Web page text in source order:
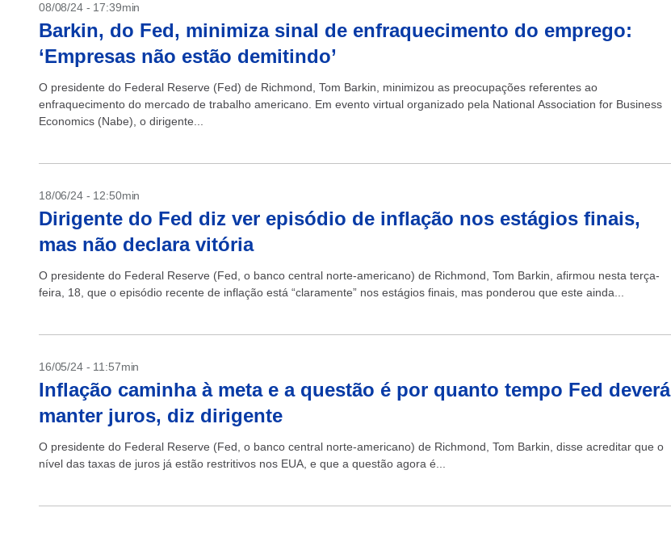
08/08/24 - 17:39min
Barkin, do Fed, minimiza sinal de enfraquecimento do emprego:
‘Empresas não estão demitindo’
O presidente do Federal Reserve (Fed) de Richmond, Tom Barkin, minimizou as preocupações referentes ao
enfraquecimento do mercado de trabalho americano. Em evento virtual organizado pela National Association for Business
Economics (Nabe), o dirigente...
18/06/24 - 12:50min
Dirigente do Fed diz ver episódio de inflação nos estágios finais,
mas não declara vitória
O presidente do Federal Reserve (Fed, o banco central norte-americano) de Richmond, Tom Barkin, afirmou nesta terça-
feira, 18, que o episódio recente de inflação está “claramente” nos estágios finais, mas ponderou que este ainda...
16/05/24 - 11:57min
Inflação caminha à meta e a questão é por quanto tempo Fed deverá
manter juros, diz dirigente
O presidente do Federal Reserve (Fed, o banco central norte-americano) de Richmond, Tom Barkin, disse acreditar que o
nível das taxas de juros já estão restritivos nos EUA, e que a questão agora é...